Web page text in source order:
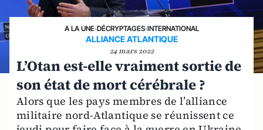
A LA UNE›DÉCRYPTAGES›INTERNATIONAL
ALLIANCE ATLANTIQUE
24 mars 2022
L’Otan est-elle vraiment sortie de
son état de mort cérébrale ?
Alors que les pays membres de l’alliance
militaire nord-Atlantique se réunissent ce